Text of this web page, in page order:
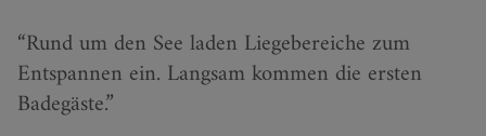
Rund um den See laden Liegebereiche zum
Entspannen ein. Langsam kommen die ersten
Badegäste.